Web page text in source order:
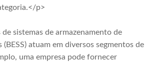
p>
sistemas de armazenamento de
(BESS) atuam em diversos segmentos de
uma empresa pode fornecer